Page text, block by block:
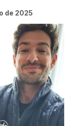
de 2025